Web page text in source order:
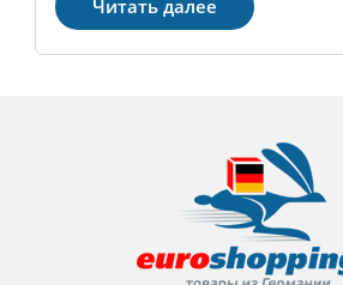
Читать далее